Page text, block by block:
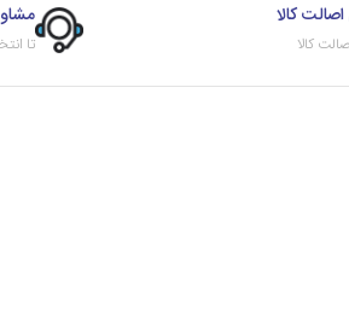
کالا
کالا تا